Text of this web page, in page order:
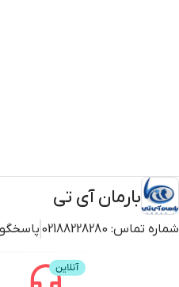
بارمان آی تی
شماره تماس: 02188228280